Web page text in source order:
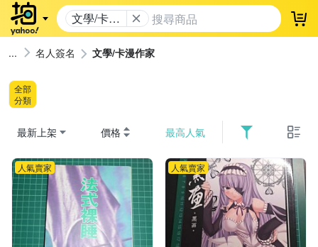
文學/卡漫
作家
登
名人簽名 文學/卡漫作家
全部
分類
最新上架 價格 最高人氣
人氣賣家 人氣賣家